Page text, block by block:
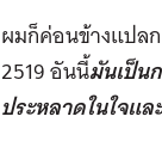
ผมก็ค่อนข้างแปล
2519 อันนี้มันเป็น
ประหลาดในใจแล